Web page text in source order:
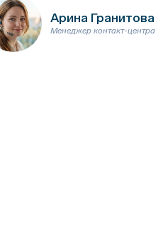
Арина Гранитова
Менеджер контакт-центра